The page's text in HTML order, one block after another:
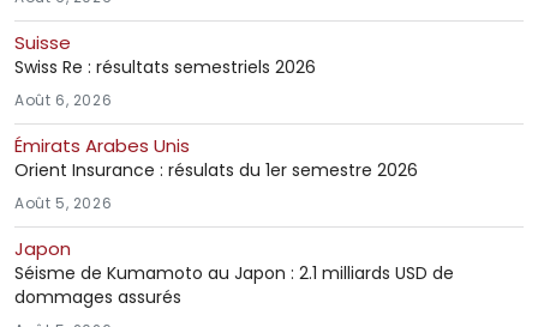
Suisse
Swiss Re : résultats semestriels 2026
Août 6, 2026
Émirats Arabes Unis
Orient Insurance : résulats du 1er semestre 2026
Août 5, 2026
Japon
Séisme de Kumamoto au Japon : 2.1 milliards USD de
dommages assurés